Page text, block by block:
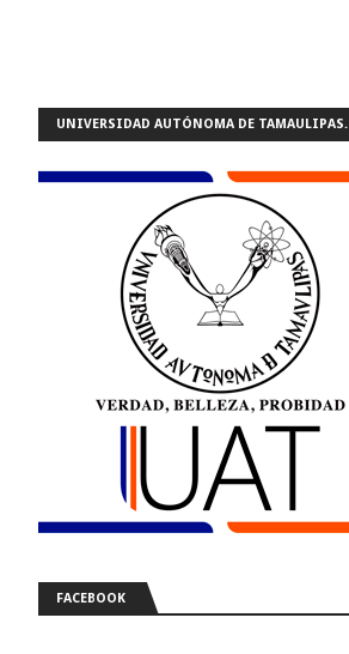
UNIVERSIDAD AUTÓNOMA DE TAMAULIPAS.
FACEBOOK